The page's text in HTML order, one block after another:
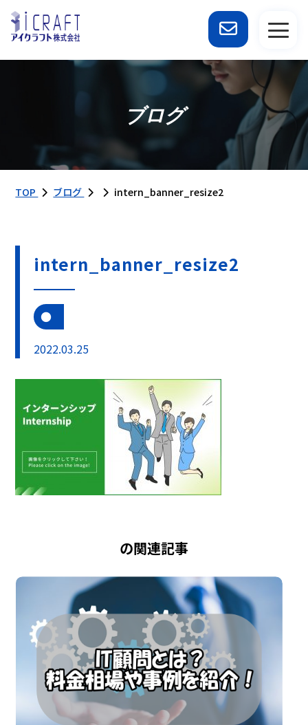
ブログ
TOP ブログ intern_banner_resize2
intern_banner_resize2
2022.03.25
の関連記事